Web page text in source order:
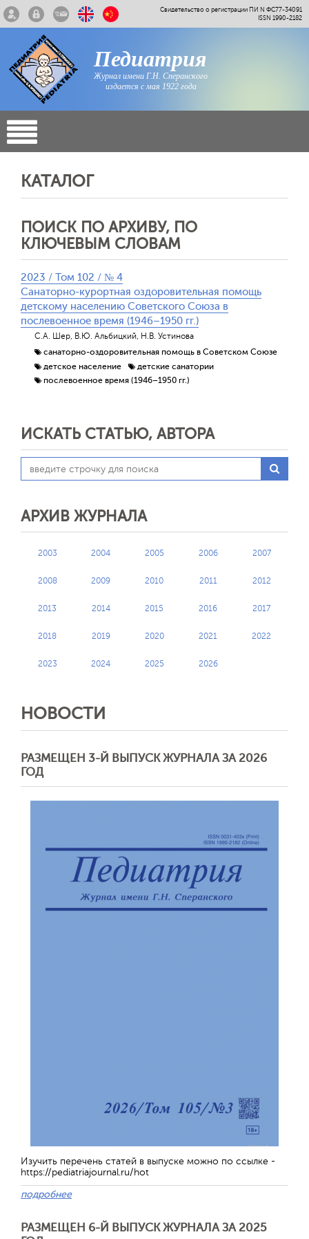
Свидетельство о регистрации ПИ N ФС77-34091
ISSN 1990-2182
Педиатрия
Журнал имени Г.Н. Сперанского
издается с мая 1922 года
КАТАЛОГ
ПОИСК ПО АРХИВУ, ПО
КЛЮЧЕВЫМ СЛОВАМ
2023 / Том 102 / № 4
Санаторно-курортная оздоровительная помощь
детскому населению Советского Союза в
послевоенное время (1946–1950 гг.)
С.А. Шер, В.Ю. Альбицкий, Н.В. Устинова
санаторно-оздоровительная помощь в Советском Союзе
детское население
детские санатории
послевоенное время (1946–1950 гг.)
ИСКАТЬ СТАТЬЮ, АВТОРА
АРХИВ ЖУРНАЛА
2003 2004 2005 2006 2007
2008 2009 2010 2011 2012
2013 2014 2015 2016 2017
2018 2019 2020 2021 2022
2023 2024 2025 2026
НОВОСТИ
РАЗМЕЩЕН 3-Й ВЫПУСК ЖУРНАЛА ЗА 2026
ГОД
Изучить перечень статей в выпуске можно по ссылке -
https://pediatriajournal.ru/hot
подробнее
РАЗМЕЩЕН 6-Й ВЫПУСК ЖУРНАЛА ЗА 2025